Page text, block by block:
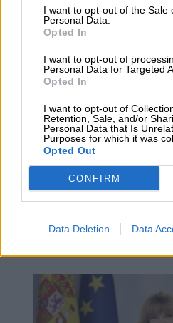
I want to opt-out of the Sale
Personal Data.
Opted In
I want to opt-out of
Personal Data for Targeted
Opted In
I want to opt-out of
Retention, Sale, and/or
Personal Data that Is
Purposes for which it was
Opted Out
CONFIRM
Data Deletion Data
los alcaldes"
La Fiscalía Europea
a Ayuso